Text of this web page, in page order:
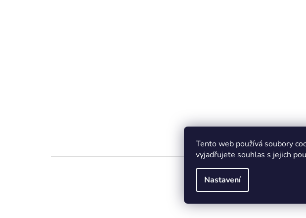
Tento web používá soubory
vyjadřujete souhlas s jejich
Nastavení